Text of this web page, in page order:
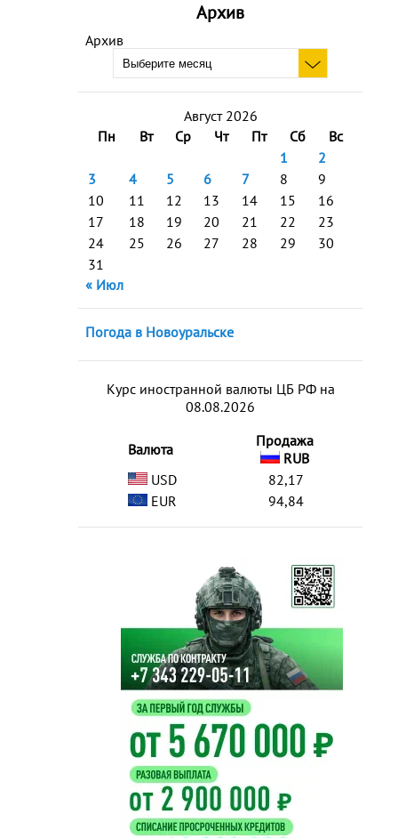
Архив
Архив
Август 2026
Пн
Вт Ср Чт Пт Сб
Вс
1
2
3
4 5 6 7 8
9
10
11 12 13 14 15
16
17
18 19 20 21 22
23
24
25 26 27 28 29
30
31
« Июл
Погода в Новоуральске
Курс иностранной валюты ЦБ РФ на
08.08.2026
Валюта
Продажа
RUB
USD
82,17
EUR
94,84